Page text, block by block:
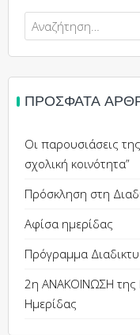
ΠΡΌΣΦΑΤΑ
Οι παρουσιάσεις
σχολική κοινότητα”
Πρόσκληση στη
Αφίσα ημερίδας
Πρόγραμμα
2η ΑΝΑΚΟΙΝΩΣΗ της
Ημερίδας